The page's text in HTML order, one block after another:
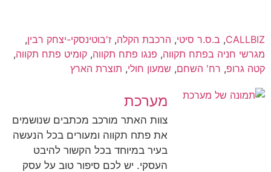
CALLBIZ
, ב.ס.ר סיטי, הרכבת הקלה, ז'בוטינסקי-יצחק רבין,
מגרשי חניה בפתח תקווה, פנגו פתח תקווה, קומיט פתח תקווה,
קטה גרופ, רח' השחם, שמעון חולי, תוצרת הארץ
מערכת
צוות האתר מורכב מכתבים שנושמים
את פתח תקווה ומעורים בכל הנעשה
בעיר במיוחד בכל הקשור להיבט
העסקי. יש לכם סיפור טוב על עסק